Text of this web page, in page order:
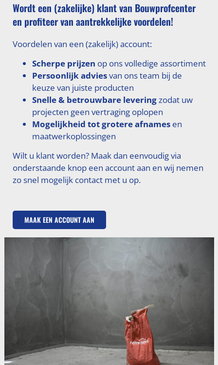
Wordt een (zakelijke) klant van Bouwprofcenter
en profiteer van aantrekkelijke voordelen!
Voordelen van een (zakelijk) account:
Scherpe prijzen op ons volledige assortiment
Persoonlijk adviesvan ons team bij de
keuze van juiste producten
Snelle & betrouwbare leveringzodat uw
projecten geen vertraging oplopen
Mogelijkheid tot grotere afnamesen
maatwerkoplossingen
Wilt u klant worden? Maak dan eenvoudig via
onderstaande knop een account aan en wij nemen
zo snel mogelijk contact met u op.
MAAK EEN ACCOUNT AAN